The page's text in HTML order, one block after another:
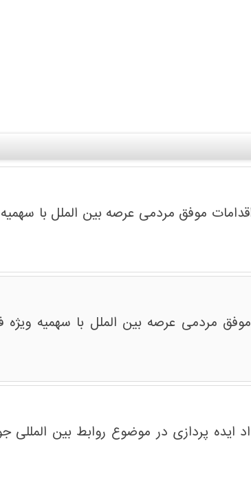
موفق مردمی عرصه بین الملل با سهمیه
مردمی عرصه بین الملل با سهمیه ویژه
پردازی در موضوع روابط بین المللی